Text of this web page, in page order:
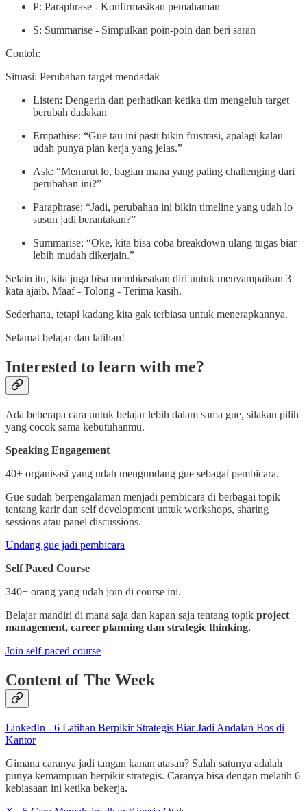
P: Paraphrase - Konfirmasikan pemahaman
S: Summarise - Simpulkan poin-poin dan beri saran
Contoh:
Situasi: Perubahan target mendadak
Listen: Dengerin dan perhatikan ketika tim mengeluh target
berubah dadakan
Empathise: “Gue tau ini pasti bikin frustrasi, apalagi kalau
udah punya plan kerja yang jelas.”
Ask: “Menurut lo, bagian mana yang paling challenging dari
perubahan ini?”
Paraphrase: “Jadi, perubahan ini bikin timeline yang udah lo
susun jadi berantakan?”
Summarise: “Oke, kita bisa coba breakdown ulang tugas biar
lebih mudah dikerjain.”
Selain itu, kita juga bisa membiasakan diri untuk menyampaikan 3
kata ajaib. Maaf - Tolong - Terima kasih.
Sederhana, tetapi kadang kita gak terbiasa untuk menerapkannya.
Selamat belajar dan latihan!
Interested to learn with me?
Ada beberapa cara untuk belajar lebih dalam sama gue, silakan pilih
yang cocok sama kebutuhanmu.
Speaking Engagement
40+ organisasi yang udah mengundang gue sebagai pembicara.
Gue sudah berpengalaman menjadi pembicara di berbagai topik
tentang karir dan self development untuk workshops, sharing
sessions atau panel discussions.
Undang gue jadi pembicara
Self Paced Course
340+ orang yang udah join di course ini.
Belajar mandiri di mana saja dan kapan saja tentang topik project
management, career planning dan strategic thinking.
Join self-paced course
Content of The Week
LinkedIn - 6 Latihan Berpikir Strategis Biar Jadi Andalan Bos di
Kantor
Gimana caranya jadi tangan kanan atasan? Salah satunya adalah
punya kemampuan berpikir strategis. Caranya bisa dengan melatih 6
kebiasaan ini ketika bekerja.